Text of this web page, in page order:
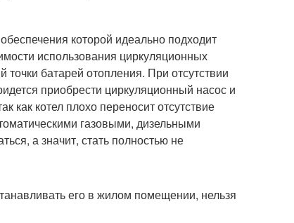
которой идеально подходит
использования циркуляционных
точки батарей отопления. При отсутствии
приобрести циркуляционный насос и
как котел плохо переносит отсутствие
газовыми, дизельными
а значит, стать полностью не
его в жилом помещении, нельзя